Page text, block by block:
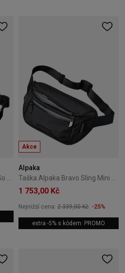
Akce
Alpaka
1 753,00 Kč
Nejnižší cena: 2 339,00 Kč -25%
extra -5% s kódem: PROMO